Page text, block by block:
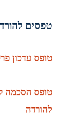
טפסים
טופס עדכון
טופס הסכמה
להורדה